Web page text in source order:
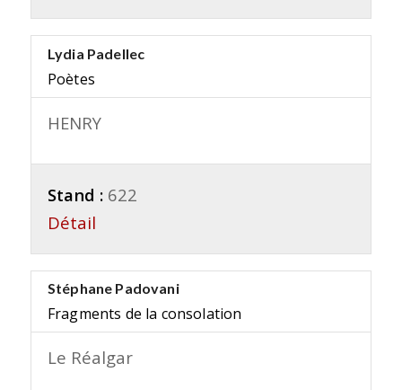
Lydia Padellec
Poètes
HENRY
Stand : 622
Détail
Stéphane Padovani
Fragments de la consolation
Le Réalgar